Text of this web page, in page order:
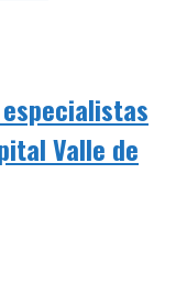
especialistas
Valle de